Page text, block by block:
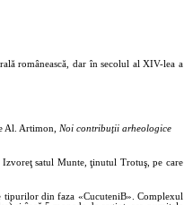
românească, dar în secolul al XIV-lea a
Al. Artimon, Noi contribuţii arheologice
satul Munte, ţinutul Trotuş, pe care
tipurilor din faza «CucuteniB». Complexul